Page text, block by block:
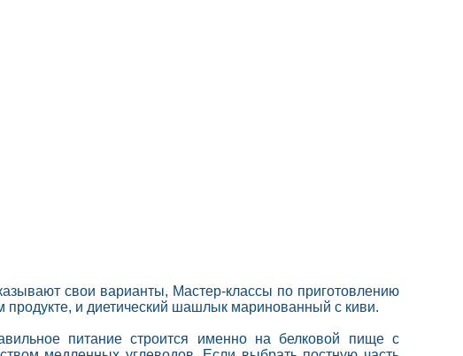
свои варианты, Мастер-классы по приготовлению
и диетический шашлык маринованный с киви.
питание строится именно на белковой пище с